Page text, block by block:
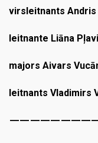
virsleitnants Andris
leitnante Liāna
majors Aivars
leitnants Vladimirs